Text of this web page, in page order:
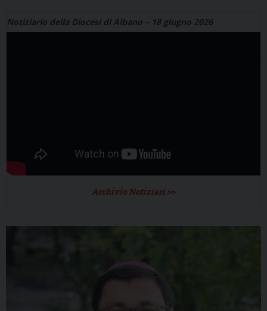
Notiziario della Diocesi di Albano – 18 giugno 2026
Archivio Notiziari >>